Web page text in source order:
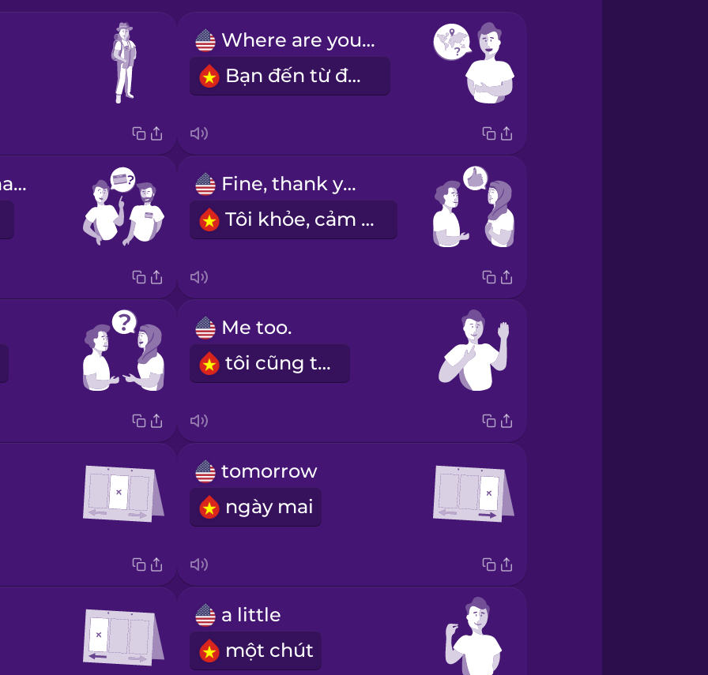
Where are you from?
Bạn đến từ đâu?
What's your name?
Fine, thank you.
Tôi khỏe, cảm ơn.
Me too.
tôi cũng thế
tomorrow
ngày mai
a little
một chút